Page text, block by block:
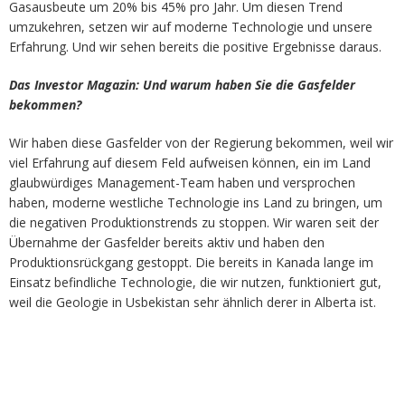
Gasausbeute um 20% bis 45% pro Jahr. Um diesen Trend
umzukehren, setzen wir auf moderne Technologie und unsere
Erfahrung. Und wir sehen bereits die positive Ergebnisse daraus.
Das Investor Magazin: Und warum haben Sie die Gasfelder
bekommen?
Wir haben diese Gasfelder von der Regierung bekommen, weil wir
viel Erfahrung auf diesem Feld aufweisen können, ein im Land
glaubwürdiges Management-Team haben und versprochen
haben, moderne westliche Technologie ins Land zu bringen, um
die negativen Produktionstrends zu stoppen. Wir waren seit der
Übernahme der Gasfelder bereits aktiv und haben den
Produktionsrückgang gestoppt. Die bereits in Kanada lange im
Einsatz befindliche Technologie, die wir nutzen, funktioniert gut,
weil die Geologie in Usbekistan sehr ähnlich derer in Alberta ist.